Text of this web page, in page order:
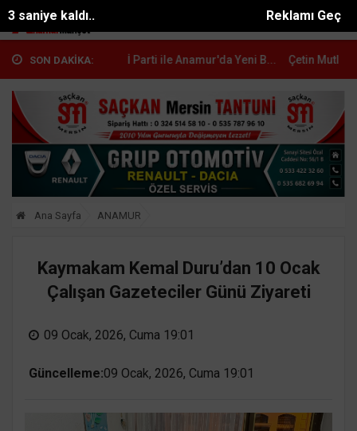
Reklamı Geç
2 saniye kaldı..
SON DAKİKA:
"YENİ Parti ile Anamur'da Yeni B... Çetin Mutlu, YENİ Parti
Ana Sayfa ANAMUR
Kaymakam Kemal Duru’dan 10 Ocak
Çalışan Gazeteciler Günü Ziyareti
09 Ocak, 2026, Cuma 19:01
Güncelleme:09 Ocak, 2026, Cuma 19:01